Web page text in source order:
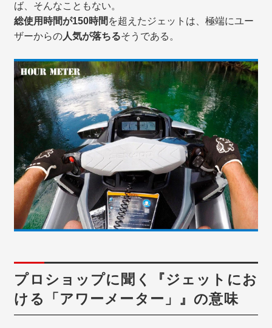
ば、そんなこともない。
総使用時間が150時間 を超えたジェットは、極端にユー
ザーからの人気が落ちるそうである。
プロショップに聞く『ジェットにお
ける「アワーメーター」』の意味